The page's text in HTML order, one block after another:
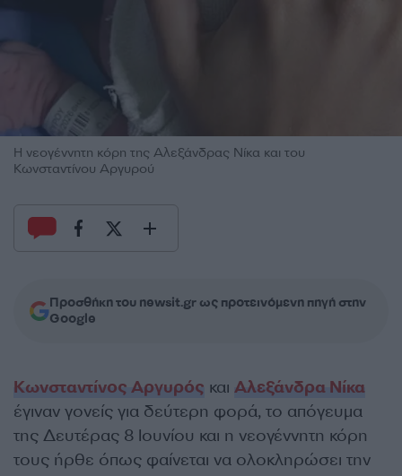
Η νεογέννητη κόρη της Αλεξάνδρας Νίκα και του
Κωνσταντίνου Αργυρού
Προσθήκη του newsit.gr ως προτεινόμενη πηγή στην
Google
Κωνσταντίνος Αργυρός και Αλεξάνδρα Νίκα
έγιναν γονείς για δεύτερη φορά, το απόγευμα
της Δευτέρας 8 Ιουνίου και η νεογέννητη κόρη
τους ήρθε όπως φαίνεται να ολοκληρώσει την